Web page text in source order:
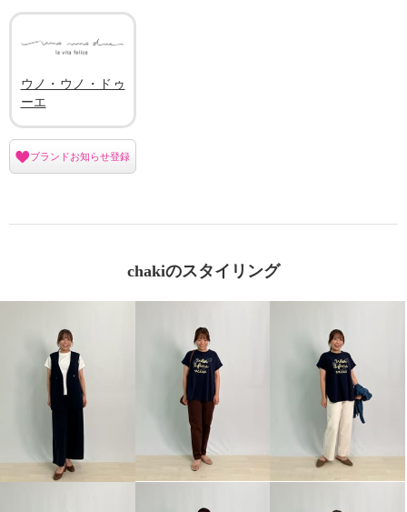
ウノ・ウノ・ドゥ
ーエ
ブランドお知らせ登録
chakiのスタイリング